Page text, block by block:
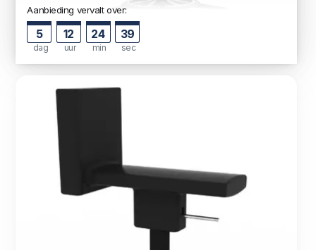
Aanbieding vervalt over:
5
dag
12
uur
24
min
38
sec